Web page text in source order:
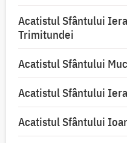
Acatistul Sfântului
Trimitundei
Acatistul Sfântului
Acatistul Sfântului
Acatistul Sfântului